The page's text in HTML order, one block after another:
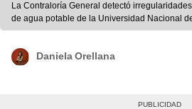
La Contraloría General detectó
de agua potable de la Universidad Nacional
S/17,2 millones. | Contraloría
Daniela Orellana